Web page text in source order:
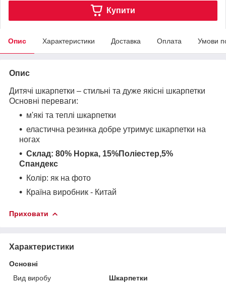
Купити
Опис Характеристики Доставка Оплата Умови
Опис
Дитячі шкарпетки – стильні та дуже якісні шкарпетки
Основні переваги:
м'які та теплі шкарпетки
еластична резинка добре утримує шкарпетки на
ногах
Склад: 80% Норка, 15%Поліестер,5%
Спандекс
Колір: як на фото
Країна виробник - Китай
Приховати
Характеристики
Основні
Вид виробу
Шкарпетки